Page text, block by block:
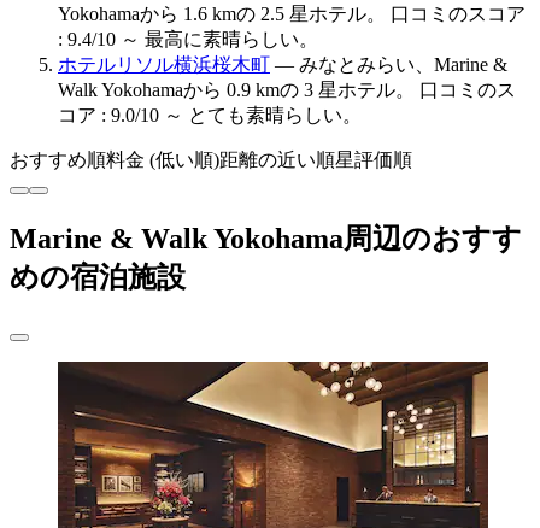
Yokohamaから 1.6 kmの 2.5 星ホテル。 口コミのスコア
: 9.4/10 ～ 最高に素晴らしい。
ホテルリソル横浜桜木町 — みなとみらい、Marine &
Walk Yokohamaから 0.9 kmの 3 星ホテル。 口コミのス
コア : 9.0/10 ～ とても素晴らしい。
おすすめ順料金 (低い順)距離の近い順星評価順
Marine & Walk Yokohama周辺のおすす
めの宿泊施設